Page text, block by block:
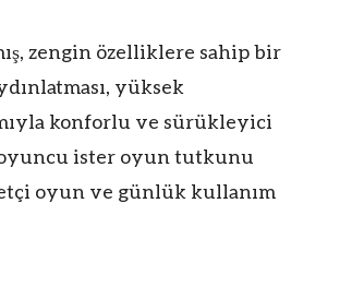
zengin özelliklere sahip bir
yüksek
konforlu ve sürükleyici
ister oyun tutkunu
oyun ve günlük kullanım